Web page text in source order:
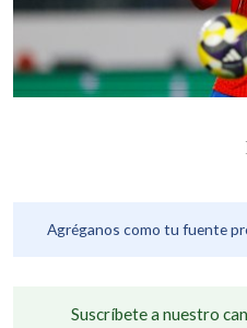
Agréganos como tu fuente
Suscríbete a nuestro